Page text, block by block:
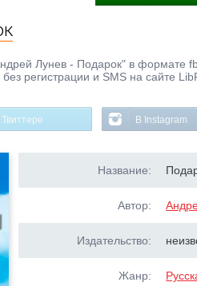
Лунев - Подарок" в формате
регистрации и SMS на сайте
Твиттере В Instagram
Название:
Автор:
Издательство:
Жанр: